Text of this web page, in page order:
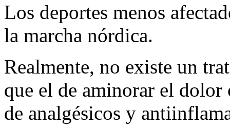
Los deportes menos
la marcha nórdica.
Realmente, no existe un
que el de aminorar el dolor
de analgésicos y